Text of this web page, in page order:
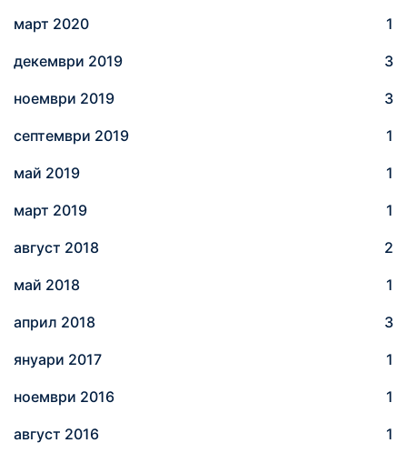
март 2020 1
декември 2019 3
ноември 2019 3
септември 2019 1
май 2019 1
март 2019 1
август 2018 2
май 2018 1
април 2018 3
януари 2017 1
ноември 2016 1
август 2016 1